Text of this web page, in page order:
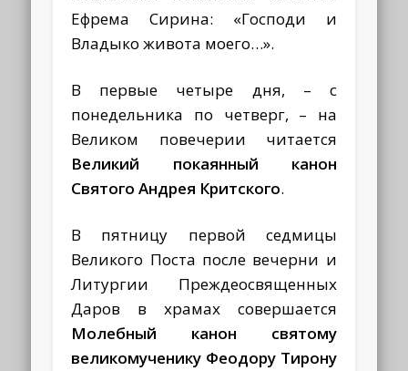
Ефрема Сирина: «Господи и
Владыко живота моего…».
В первые четыре дня, – с
понедельника по четверг, – на
Великом повечерии читается
Великий покаянный канон
Святого Андрея Критского.
В пятницу первой седмицы
Великого Поста после вечерни и
Литургии Преждеосвященных
Даров в храмах совершается
Молебный канон святому
великомученику Феодору Тирону